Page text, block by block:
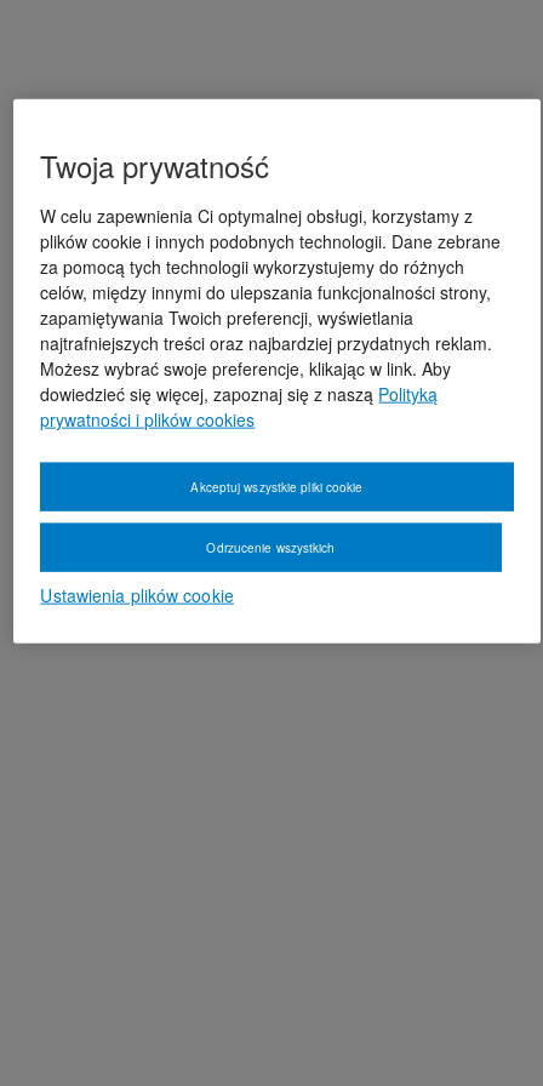
Twoja prywatność
W celu zapewnienia Ci optymalnej obsługi, korzystamy z
plików cookie i innych podobnych technologii. Dane zebrane
za pomocą tych technologii wykorzystujemy do różnych
celów, między innymi do ulepszania funkcjonalności strony,
zapamiętywania Twoich preferencji, wyświetlania
najtrafniejszych treści oraz najbardziej przydatnych reklam.
Możesz wybrać swoje preferencje, klikając w link. Aby
dowiedzieć się więcej, zapoznaj się z naszą Polityką
prywatności i plików cookies
Ustawienia plików cookie
Odrzucenie wszystkich
Akceptuj wszystkie pliki cookie